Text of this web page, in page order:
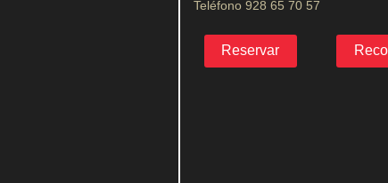
Teléfono 928 65 70 57
Reservar